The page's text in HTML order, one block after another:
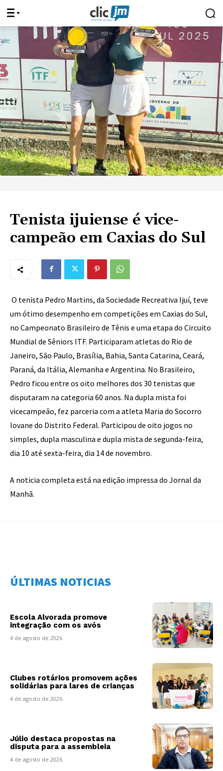
Tenista ijuiense é vice-
campeão em Caxias do Sul
O tenista Pedro Martins, da Sociedade Recreativa Ijuí, teve
um ótimo desempenho em competições em Caxias do Sul,
no Campeonato Brasileiro de Tênis e uma etapa do Circuito
Mundial de Sêniors ITF. Participaram atletas do Rio de
Janeiro, São Paulo, Brasília, Bahia, Santa Catarina, Ceará,
Paraná, da Itália, Alemanha e Argentina. No Brasileiro,
Pedro ficou entre os oito melhores dos 30 tenistas que
disputaram na categoria 60 anos. Na dupla mista foi
vicecampeão, fez parceria com a atleta Maria do Socorro
Iovane do Distrito Federal. Participou de oito jogos no
simples, dupla masculina e dupla mista de segunda-feira,
dia 10 até sexta-feira, dia 14 de novembro.
A noticia completa está na edição impressa do Jornal da
Manhã.
ÚLTIMAS NOTICIAS
Escola Alvorada promove
integração com os avós
4 de agosto de 2026
Clubes rotários promovem ações
solidárias para lares de crianças
4 de agosto de 2026
Júlio destaca propostas na
disputa para a assembleia
4 de agosto de 2026